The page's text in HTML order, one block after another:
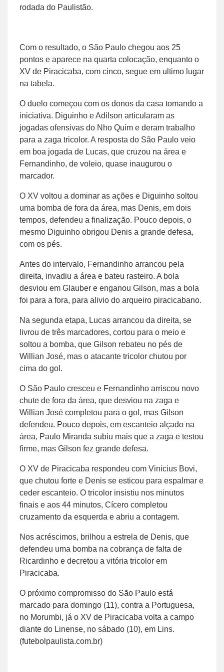
rodada do Paulistão.
Com o resultado, o São Paulo chegou aos 25
pontos e aparece na quarta colocação, enquanto o
XV de Piracicaba, com cinco, segue em ultimo lugar
na tabela.
O duelo começou com os donos da casa tomando a
iniciativa. Diguinho e Adilson articularam as
jogadas ofensivas do Nho Quim e deram trabalho
para a zaga tricolor. A resposta do São Paulo veio
em boa jogada de Lucas, que cruzou na área e
Fernandinho, de voleio, quase inaugurou o
marcador.
O XV voltou a dominar as ações e Diguinho soltou
uma bomba de fora da área, mas Denis, em dois
tempos, defendeu a finalização. Pouco depois, o
mesmo Diguinho obrigou Denis a grande defesa,
com os pés.
Antes do intervalo, Fernandinho arrancou pela
direita, invadiu a área e bateu rasteiro. A bola
desviou em Glauber e enganou Gilson, mas a bola
foi para a fora, para alivio do arqueiro piracicabano.
Na segunda etapa, Lucas arrancou da direita, se
livrou de três marcadores, cortou para o meio e
soltou a bomba, que Gilson rebateu no pés de
Willian José, mas o atacante tricolor chutou por
cima do gol.
O São Paulo cresceu e Fernandinho arriscou novo
chute de fora da área, que desviou na zaga e
Willian José completou para o gol, mas Gilson
defendeu. Pouco depois, em escanteio alçado na
área, Paulo Miranda subiu mais que a zaga e testou
firme, mas Gilson fez grande defesa.
O XV de Piracicaba respondeu com Vinicius Bovi,
que chutou forte e Denis se esticou para espalmar e
ceder escanteio. O tricolor insistiu nos minutos
finais e aos 44 minutos, Cícero completou
cruzamento da esquerda e abriu a contagem.
Nos acréscimos, brilhou a estrela de Denis, que
defendeu uma bomba na cobrança de falta de
Ricardinho e decretou a vitória tricolor em
Piracicaba.
O próximo compromisso do São Paulo está
marcado para domingo (11), contra a Portuguesa,
no Morumbi, já o XV de Piracicaba volta a campo
diante do Linense, no sábado (10), em Lins.
(futebolpaulista.com.br)